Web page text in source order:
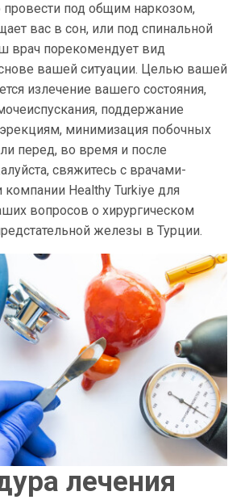
под общим наркозом,
вас в сон, или под спинальной
врач порекомендует вид
вашей ситуации. Целью вашей
излечение вашего состояния,
поддержание
минимизация побочных
перед, во время и после
свяжитесь с врачами-
компании Healthy Turkiye для
вопросов о хирургическом
железы в Турции.
лечения